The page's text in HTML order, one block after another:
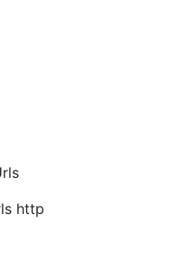
http